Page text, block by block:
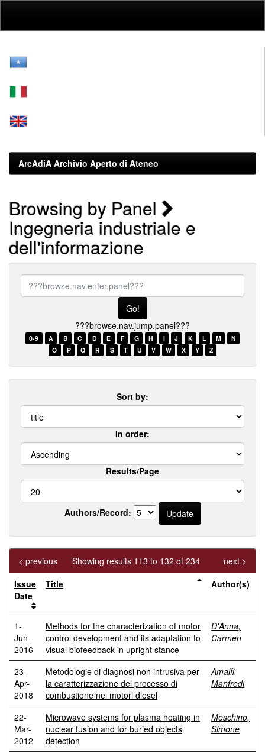
ArcAdiA Archivio Aperto di Ateneo
Browsing by Panel
Ingegneria industriale e
dell'informazione
???
browse.nav.enter.panel???
???browse.nav.jump.panel???
0-9 A B C D E F G H I J K L M
N
O
P Q R S T U V W X Y Z
Sort by:
In order:
Results/Page
Authors/Record:
Showing results 113 to 132 of 234
< previous
next >
Issue
Date
Title Author(s)
1-
Jun-
2016
Methods for the characterization of motor
control development and its adaptation to
visual biofeedback in upright stance
D'Anna,
Carmen
23-
Apr-
2018
Metodologie di diagnosi non intrusiva per
la caratterizzazione del processo di
combustione nei motori diesel
Amalfi,
Manfredi
22-
Mar-
2012
Microwave systems for plasma heating in
nuclear fusion and for buried objects
detection
Meschino,
Simone